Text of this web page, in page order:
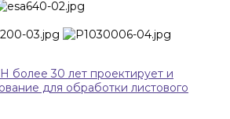
более 30 лет проектирует и
для обработки листового